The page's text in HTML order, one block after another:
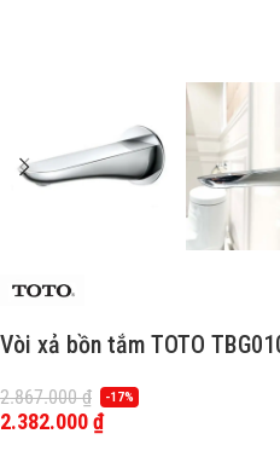
Vòi xả bồn tắm TOTO
2.867.000₫ -17%
2.382.000₫